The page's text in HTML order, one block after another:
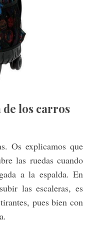
de los carros
Os explicamos que
las ruedas cuando
a la espalda. En
las escaleras, es
pues bien con